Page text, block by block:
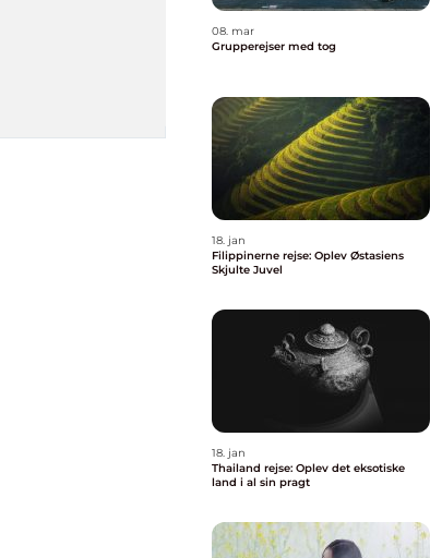
08. mar
Grupperejser med tog
18. jan
Filippinerne rejse: Oplev Østasiens
Skjulte Juvel
18. jan
Thailand rejse: Oplev det eksotiske
land i al sin pragt